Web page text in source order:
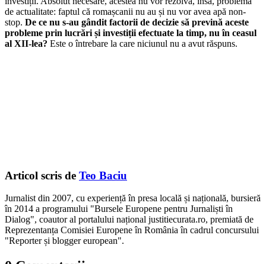
de actualitate: faptul că romașcanii nu au și nu vor avea apă non-
stop. De ce nu s-au gândit factorii de decizie să prevină aceste
probleme prin lucrări și investiții efectuate la timp, nu în ceasul
al XII-lea? Este o întrebare la care niciunul nu a avut răspuns.
Articol scris de Teo Baciu
Jurnalist din 2007, cu experiență în presa locală și națională, bursieră
în 2014 a programului "Bursele Europene pentru Jurnaliști în
Dialog", coautor al portalului național justitiecurata.ro, premiată de
Reprezentanța Comisiei Europene în România în cadrul concursului
"Reporter și blogger european".